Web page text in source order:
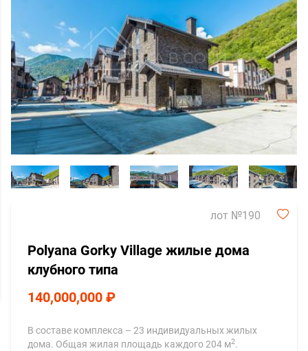
лот №190
Polyana Gorky Village жилые дома
клубного типа
140,000,000 ₽
В составе комплекса – 23 индивидуальных жилых
дома. Общая жилая площадь каждого 204 м2.